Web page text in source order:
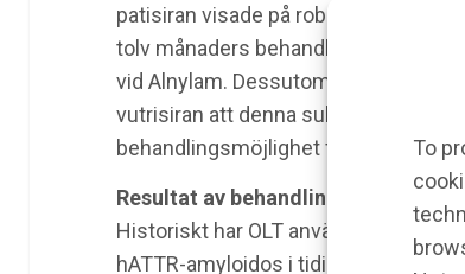
To
patisiran visade på robust TTR-
tolv månaders behandling, säger
vid Alnylam. Dessutom visar
vutrisiran att denna substans, som
behandlingsmöjlighet för patienter
Resultat av behandling med
Historiskt har OLT använts för att
hATTR-amyloidos i tidiga stadier.